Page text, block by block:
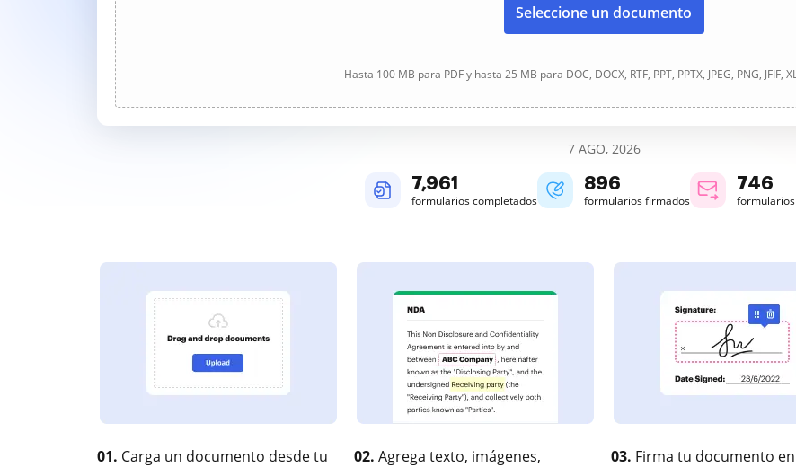
Seleccione un documento
Hasta 100 MB para PDF y hasta 25 MB para DOC, DOCX, RTF, PPT, PPTX, JPEG, PNG, JFIF,
7 AGO, 2026
7,962
formularios completados
896
formularios firmados
746
01. Carga un documento desde tu
02. Agrega texto, imágenes,
03. Firma tu documento